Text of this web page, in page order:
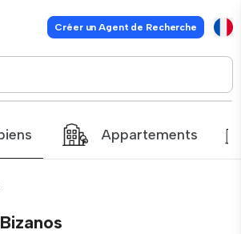
Créer un Agent de Recherche
Appartements